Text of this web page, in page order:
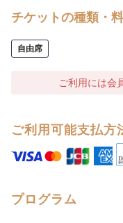
チケットの種類・
自由席
ご利用には会
ご利用可能支払方
プログラム